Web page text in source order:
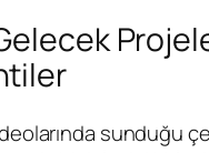
sunduğu